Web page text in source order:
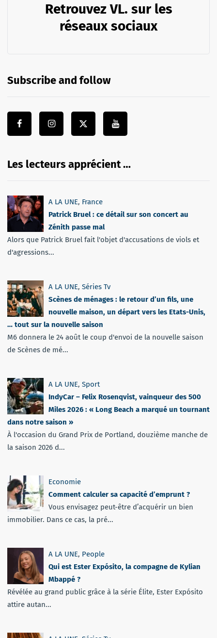
Retrouvez VL. sur les
réseaux sociaux
Subscribe and follow
Les lecteurs apprécient …
A LA UNE, France
Patrick Bruel : ce détail sur son concert au
Zénith passe mal
Alors que Patrick Bruel fait l'objet d'accusations de viols et
d'agressions...
A LA UNE, Séries Tv
Scènes de ménages : le retour d’un fils, une
nouvelle maison, un départ vers les Etats-Unis,
… tout sur la nouvelle saison
M6 donnera le 24 août le coup d'envoi de la nouvelle saison
de Scènes de mé...
A LA UNE, Sport
IndyCar – Felix Rosenqvist, vainqueur des 500
Miles 2026 : « Long Beach a marqué un tournant
dans notre saison »
À l'occasion du Grand Prix de Portland, douzième manche de
la saison 2026 d...
Economie
Comment calculer sa capacité d’emprunt ?
Vous envisagez peut-être d’acquérir un bien
immobilier. Dans ce cas, la pré...
A LA UNE, People
Qui est Ester Expósito, la compagne de Kylian
Mbappé ?
Révélée au grand public grâce à la série Élite, Ester Expósito
attire autan...